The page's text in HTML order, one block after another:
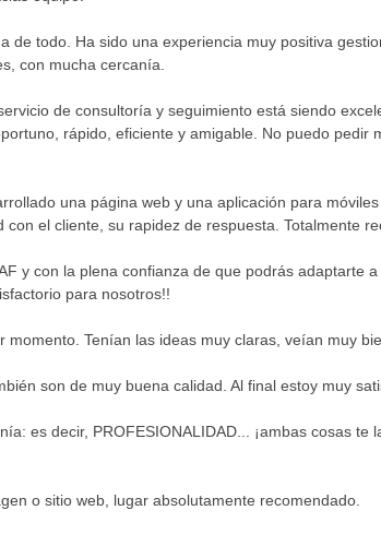
de todo. Ha sido una experiencia muy positiva
con mucha cercanía.
de consultoría y seguimiento está siendo
rápido, eficiente y amigable. No puedo pedir
una página web y una aplicación para
el cliente, su rapidez de respuesta. Totalmente
y con la plena confianza de que podrás adaptarte
para nosotros!!
Tenían las ideas muy claras, veían muy
son de muy buena calidad. Al final estoy muy
es decir, PROFESIONALIDAD... ¡ambas cosas
o sitio web, lugar absolutamente recomendado.